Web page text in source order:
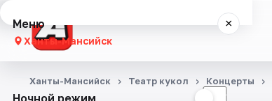
Меню ×
Ханты-Мансийск
Концерты
Ночной режим ☾
Ханты-Мансийск Театр кукол Концерты